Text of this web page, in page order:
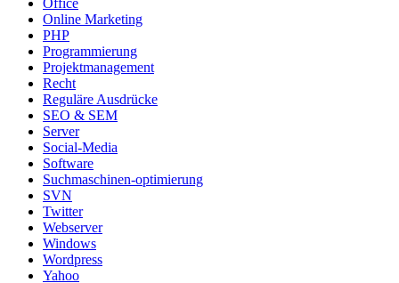
Office
Online Marketing
PHP
Programmierung
Projektmanagement
Recht
Reguläre Ausdrücke
SEO & SEM
Server
Social-Media
Software
Suchmaschinen-optimierung
SVN
Twitter
Webserver
Windows
Wordpress
Yahoo